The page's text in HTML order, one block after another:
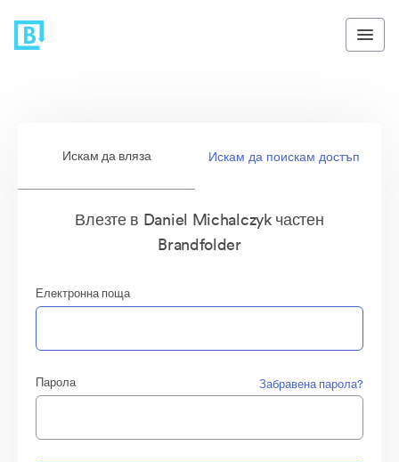
Искам да вляза Искам да поискам достъп
Влезте в Daniel Michalczyk частен
Brandfolder
Електронна поща
Парола Забравена парола?